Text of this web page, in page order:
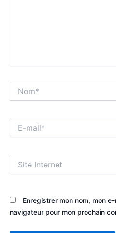
mail*
Internet
Enregistrer mon nom, mon
navigateur pour mon prochain